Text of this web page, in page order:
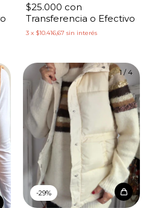
$25.000 con
Transferencia o Efectivo
3 x $10.416,67 sin interés
1/4
-29%